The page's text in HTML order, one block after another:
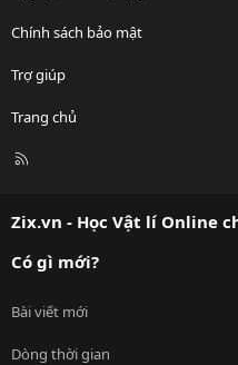
Chính sách bảo mật
Trợ giúp
Trang chủ
R
Zix.vn - Học Vật lí Online
Có gì mới?
Bài viết mới
Dòng thời gian